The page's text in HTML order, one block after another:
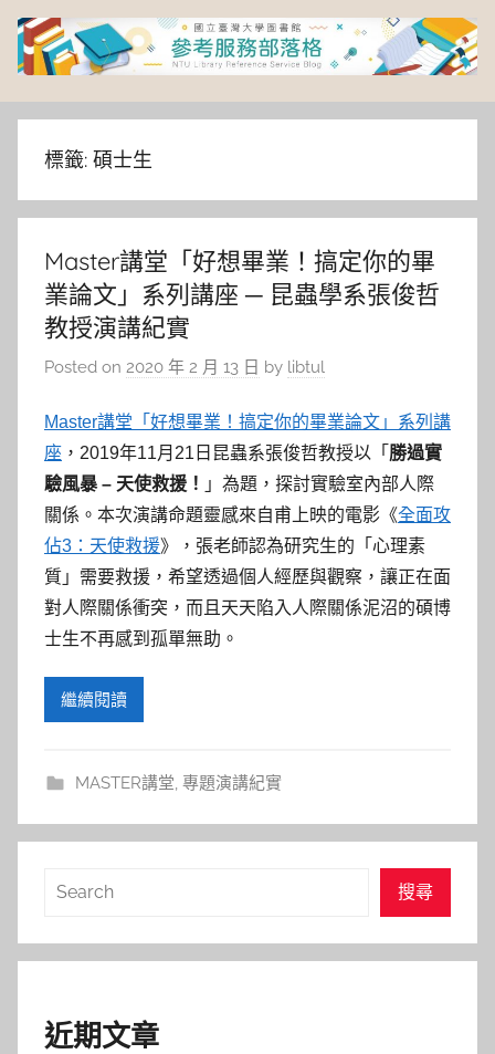
Skip
content
臺
灣
大
學
圖
書
館
參
考
服
務
部
落
格
標籤: 碩士生
Master講堂「好想畢業！搞定你的畢
業論文」系列講座 ─ 昆蟲學系張俊哲
教授演講紀實
Posted on 2020 年 2 月 13 日 by libtul
Master講堂「好想畢業！搞定你的畢業論文」系列講
座 ，2019年11月21日昆蟲系張俊哲教授以「 勝過實
驗風暴 – 天使救援！ 」為題，探討實驗室內部人際
關係。本次演講命題靈感來自甫上映的電影《全面攻
佔3：天使救援》，張老師認為研究生的「心理素
質」需要救援，希望透過個人經歷與觀察，讓正在面
對人際關係衝突，而且天天陷入人際關係泥沼的碩博
士生不再感到孤單無助。
繼續閱讀
MASTER講堂, 專題演講紀實
搜
搜尋
近期文章